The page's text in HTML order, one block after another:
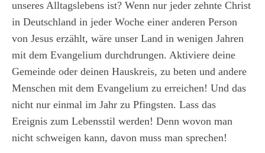
unseres Alltagslebens ist? Wenn nur jeder zehnte Christ
in Deutschland in jeder Woche einer anderen Person
von Jesus erzählt, wäre unser Land in wenigen Jahren
mit dem Evangelium durchdrungen. Aktiviere deine
Gemeinde oder deinen Hauskreis, zu beten und andere
Menschen mit dem Evangelium zu erreichen! Und das
nicht nur einmal im Jahr zu Pfingsten. Lass das
Ereignis zum Lebensstil werden! Denn wovon man
nicht schweigen kann, davon muss man sprechen!